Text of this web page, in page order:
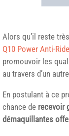
Alors qu’il reste
Q10 Power Anti-
promouvoir les
au travers d’un autre
En postulant à ce
chance de recevoir
démaquillantes